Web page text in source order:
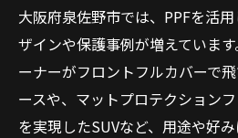
足度
PPF施工後のアフター
法
PPFで美しさと保護を
大阪府泉佐野市では、PPFを活
ザインや保護事例が増えていま
ーナーがフロントフルカバーで
ースや、マットプロテクション
を実現したSUVなど、用途や好